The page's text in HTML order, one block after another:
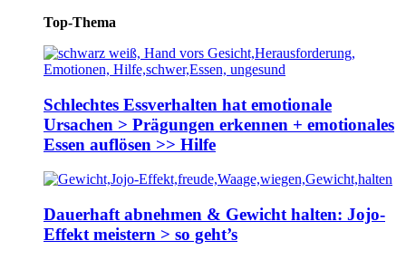
Top-Thema
Schlechtes Essverhalten hat emotionale
Ursachen > Prägungen erkennen + emotionales
Essen auflösen >> Hilfe
Dauerhaft abnehmen & Gewicht halten: Jojo-
Effekt meistern > so geht’s